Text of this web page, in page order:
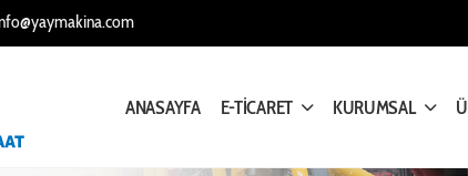
ANASAYFA E-TİCARET KURUMSAL